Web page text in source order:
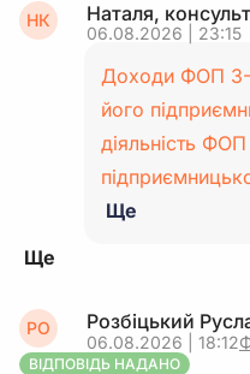
НК Наталя,
06.08.2026 | 23:15
Доходи ФОП 3-
його
діяльність
Ще
РО Розбіцький
06.08.2026 | 18:12
ВІДПОВІДЬ НАДАНО